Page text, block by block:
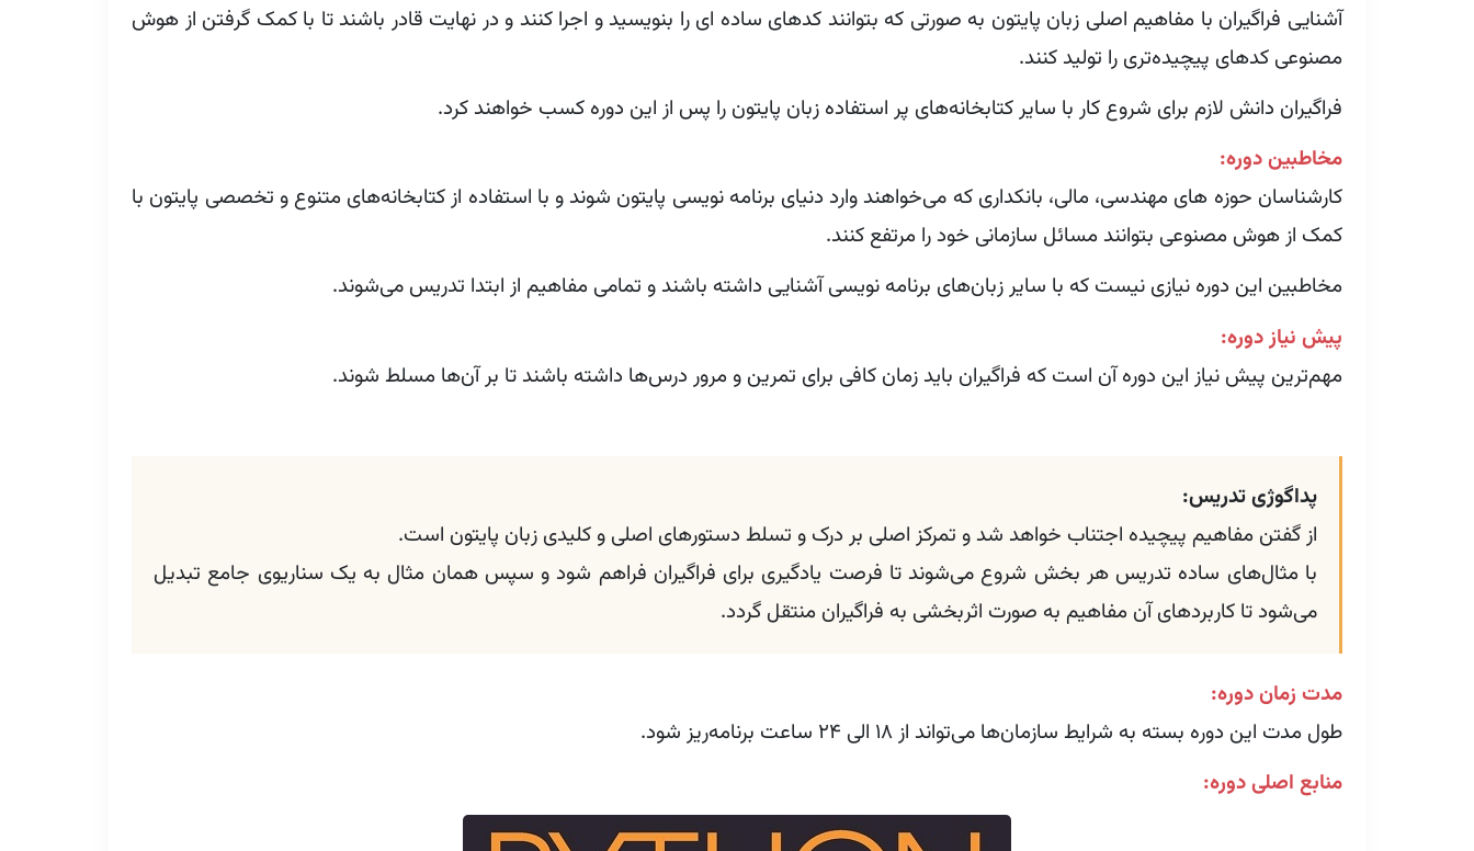
آشنایی فراگیران با مفاهیم اصلی زبان پایتون به صورتی که بتوانند کدهای ساده ای را بنویسید و اجرا کنند و در نهایت قادر باشند تا با کمک گرفتن از هوش
مصنوعی کدهای پیچیده‌تری را تولید کنند.
فراگیران دانش لازم برای شروع کار با سایر کتابخانه‌های پر استفاده زبان پایتون را پس از این دوره کسب خواهند کرد.
مخاطبین دوره:
کارشناسان حوزه های مهندسی، مالی، بانکداری که می‌خواهند وارد دنیای برنامه نویسی پایتون شوند و با استفاده از کتابخانه‌های متنوع و تخصصی پایتون با
کمک از هوش مصنوعی بتوانند مسائل سازمانی خود را مرتفع کنند.
مخاطبین این دوره نیازی نیست که با سایر زبان‌های برنامه نویسی آشنایی داشته باشند و تمامی مفاهیم از ابتدا تدریس می‌شوند.
پیش نیاز دوره:
مهم‌ترین پیش نیاز این دوره آن است که فراگیران باید زمان کافی برای تمرین و مرور درس‌ها داشته باشند تا بر آن‌ها مسلط شوند.
پداگوژی تدریس:
از گفتن مفاهیم پیچیده اجتناب خواهد شد و تمرکز اصلی بر درک و تسلط دستورهای اصلی و کلیدی زبان پایتون است.
با مثال‌های ساده تدریس هر بخش شروع می‌شوند تا فرصت یادگیری برای فراگیران فراهم شود و سپس همان مثال به یک سناریوی جامع تبدیل
می‌شود تا کاربردهای آن مفاهیم به صورت اثربخشی به فراگیران منتقل گردد.
مدت زمان دوره:
طول مدت این دوره بسته به شرایط سازمان‌ها می‌تواند از ۱۸ الی ۲۴ ساعت برنامه‌ریز شود.
منابع اصلی دوره: